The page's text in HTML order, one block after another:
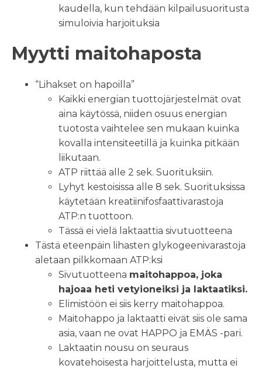
kaudella, kun tehdään kilpailusuoritusta
simuloivia harjoituksia
Myytti maitohaposta
“Lihakset on hapoilla”
Kaikki energian tuottojärjestelmät ovat
aina käytössä, niiden osuus energian
tuotosta vaihtelee sen mukaan kuinka
kovalla intensiteetillä ja kuinka pitkään
liikutaan.
ATP riittää alle 2 sek. Suorituksiin.
Lyhyt kestoisissa alle 8 sek. Suorituksissa
käytetään kreatiinifosfaattivarastoja
ATP:n tuottoon.
Tässä ei vielä laktaattia sivutuotteena
Tästä eteenpäin lihasten glykogeenivarastoja
aletaan pilkkomaan ATP:ksi
Sivutuotteena maitohappoa, joka
hajoaa heti vetyioneiksi ja laktaatiksi.
Elimistöön ei siis kerry maitohappoa.
Maitohappo ja laktaatti eivät siis ole sama
asia, vaan ne ovat HAPPO ja EMÄS -pari.
Laktaatin nousu on seuraus
kovatehoisesta harjoittelusta, mutta ei